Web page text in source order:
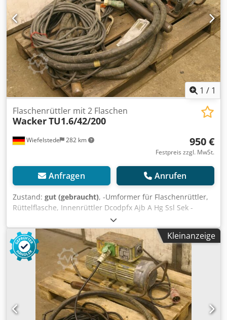
1 / 1
Wiefelstede 282 km
Flaschenrüttler mit 2 Flaschen
WackerTU1.6/42/200
950 €
Festpreis zzgl. MwSt.
Anfragen Anrufen
Zustand: gut (gebraucht), -Umformer für Flaschenrüttler,
Rüttelflasche, Innenrüttler Dcodpfx Ajb A Hg Ssl Sek -
Frequenzumrichter -Rüttelflaschen: 2 -Kabellänge: á 6m -
Gewicht: 100 kg
Kleinanzeige